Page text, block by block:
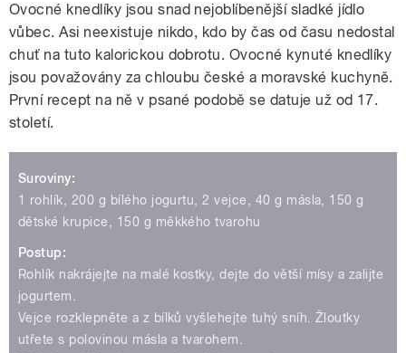
Ovocné knedlíky jsou snad nejoblíbenější sladké jídlo
vůbec. Asi neexistuje nikdo, kdo by čas od času nedostal
chuť na tuto kalorickou dobrotu. Ovocné kynuté knedlíky
jsou považovány za chloubu české a moravské kuchyně.
První recept na ně v psané podobě se datuje už od 17.
století.
Suroviny:
1 rohlík, 200 g bílého jogurtu, 2 vejce, 40 g másla, 150 g
dětské krupice, 150 g měkkého tvarohu
Postup:
Rohlík nakrájejte na malé kostky, dejte do větší mísy a zalijte
jogurtem.
Vejce rozklepněte a z bílků vyšlehejte tuhý sníh. Žloutky
utřete s polovinou másla a tvarohem.